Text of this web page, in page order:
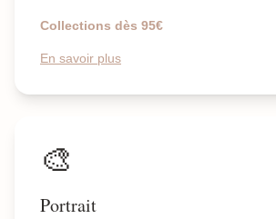
Collections dès 95€
En savoir plus
🎨
Portrait